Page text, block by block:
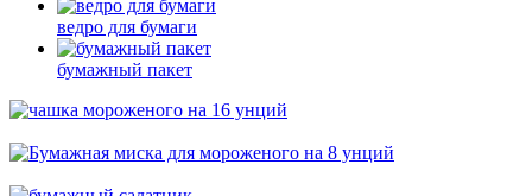
ведро для бумаги
бумажный пакет